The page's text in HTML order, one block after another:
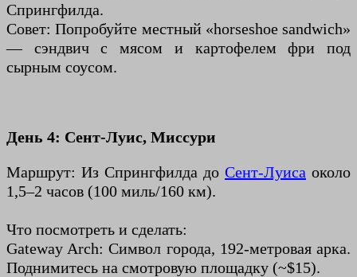
Спрингфилда.
Совет: Попробуйте местный «horseshoe sandwich»
— сэндвич с мясом и картофелем фри под
сырным соусом.
День 4: Сент-Луис, Миссури
Маршрут: Из Спрингфилда до Сент-Луиса около
1,5–2 часов (100 миль/160 км).
Что посмотреть и сделать:
Gateway Arch: Символ города, 192-метровая арка.
Поднимитесь на смотровую площадку (~$15).